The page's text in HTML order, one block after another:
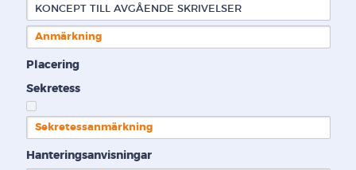
KONCEPT TILL AVGÅENDE SKRIVELSER
Anmärkning
Placering
Sekretess
Sekretessanmärkning
Hanteringsanvisningar